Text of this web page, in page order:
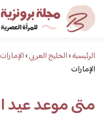
مجلةالرئيسية›الخليج العربي›الإمارات
الإمارات